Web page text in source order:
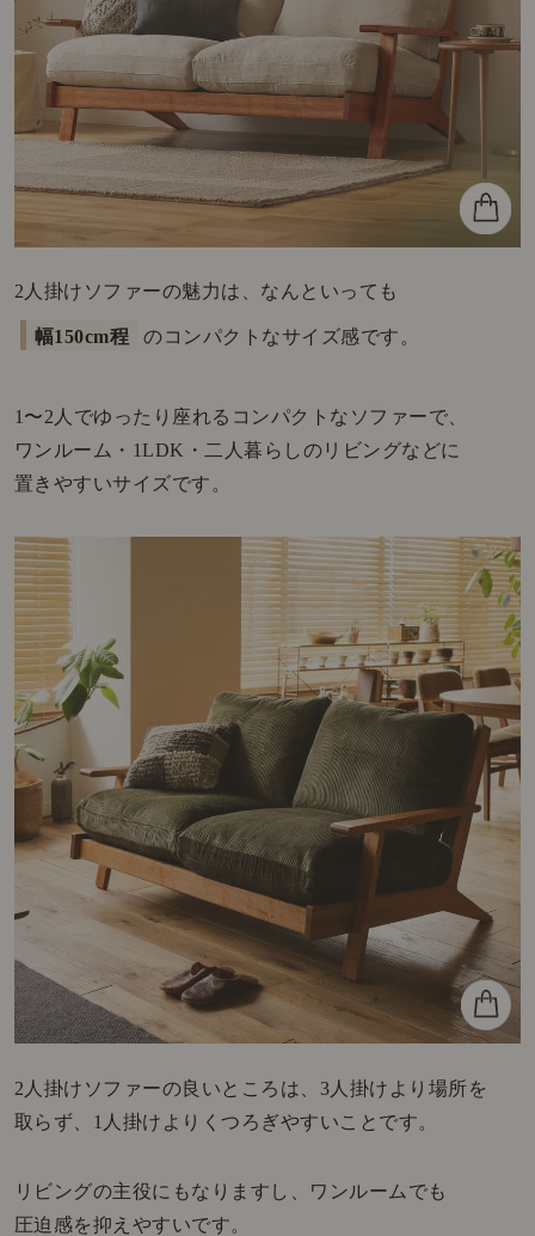
2人掛けソファーの魅力は、なんといっても
幅150cm程 のコンパクトなサイズ感です。
1〜2人でゆったり座れるコンパクトなソファーで、
ワンルーム・1LDK・二人暮らしのリビングなどに
置きやすいサイズです。
2人掛けソファーの良いところは、3人掛けより場所を
取らず、1人掛けよりくつろぎやすいことです。
リビングの主役にもなりますし、ワンルームでも
圧迫感を抑えやすいです。